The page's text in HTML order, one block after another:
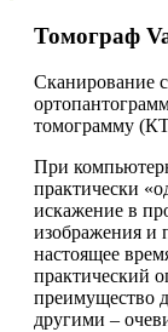
Томограф
Сканирование
томограмму
При
практически
искажение в
изображения и
настоящее
практический
преимущество
другими –